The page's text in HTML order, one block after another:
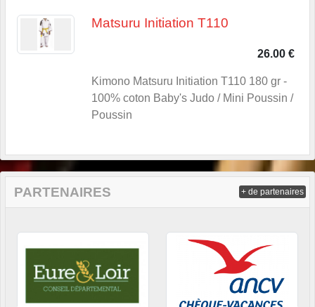
Matsuru Initiation T110
26.00 €
Kimono Matsuru Initiation T110 180 gr -
100% coton Baby's Judo / Mini Poussin /
Poussin
PARTENAIRES + de partenaires